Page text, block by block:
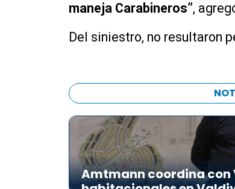
maneja Carabineros”,
Del siniestro, no resultaron
Amtmann coordina